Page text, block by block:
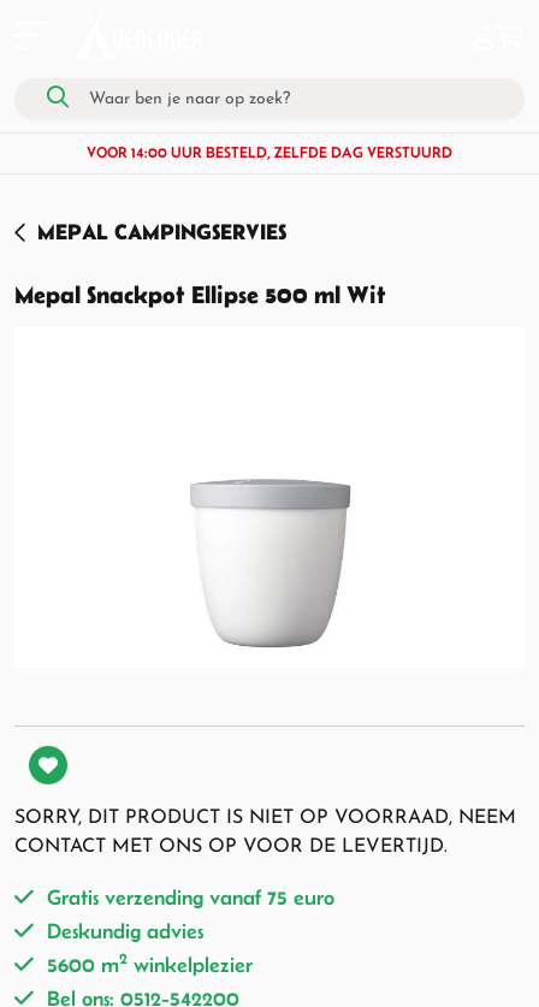
VOOR 14:00 UUR BESTELD, ZELFDE DAG VERSTUURD
MEPAL CAMPINGSERVIES
Mepal Snackpot Ellipse 500 ml Wit
SORRY, DIT PRODUCT IS NIET OP VOORRAAD, NEEM
CONTACT MET ONS OP VOOR DE LEVERTIJD.
Gratis verzending vanaf 75 euro
Deskundig advies
5600 m2 winkelplezier
Bel ons: 0512-542200